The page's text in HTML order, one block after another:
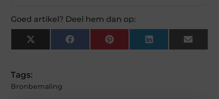
Goed artikel? Deel hem dan op:
X
(Twitter)
FacebookPinterestLinkedInEmail
Tags:
Bronbemaling